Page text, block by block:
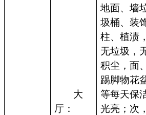
大
厅：
地面、墙
圾桶、装
柱、植渍，
无垃圾，
积尘，面、
踢脚物花
等每天保
光亮；次，